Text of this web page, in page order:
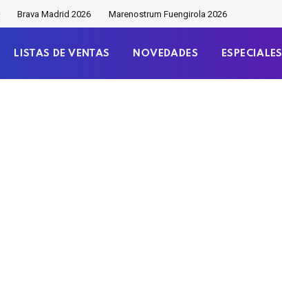
Brava Madrid 2026 Marenostrum Fuengirola 2026
LISTAS DE VENTAS NOVEDADES ESPECIALES